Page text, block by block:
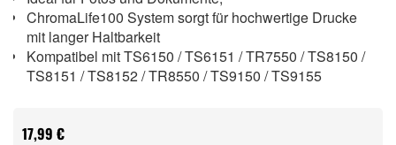
ChromaLife100 System sorgt für hochwertige Drucke
mit langer Haltbarkeit
Kompatibel mit TS6150 / TS6151 / TR7550 / TS8150 /
TS8151 / TS8152 / TR8550 / TS9150 / TS9155
17,99 €